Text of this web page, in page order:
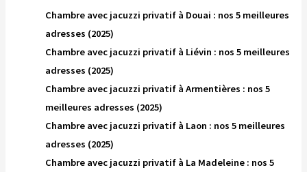
Chambre avec jacuzzi privatif à Douai : nos 5 meilleures
adresses (2025)
Chambre avec jacuzzi privatif à Liévin : nos 5 meilleures
adresses (2025)
Chambre avec jacuzzi privatif à Armentières : nos 5
meilleures adresses (2025)
Chambre avec jacuzzi privatif à Laon : nos 5 meilleures
adresses (2025)
Chambre avec jacuzzi privatif à La Madeleine : nos 5